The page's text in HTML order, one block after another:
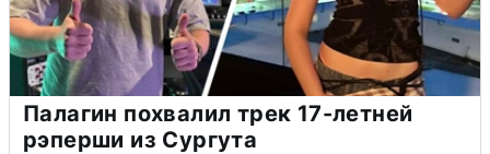
Палагин похвалил трек 17-летней
рэперши из Сургута